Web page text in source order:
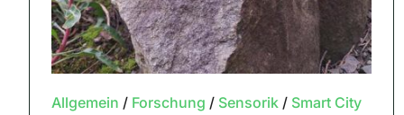
Allgemein / Forschung / Sensorik/ Smart City